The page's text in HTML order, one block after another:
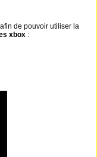
de pouvoir utiliser la
xbox :